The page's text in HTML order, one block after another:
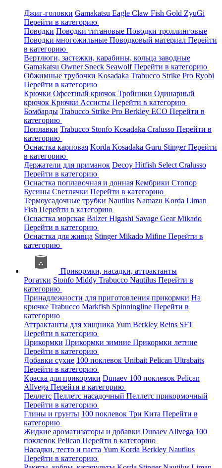
Джиг-головки Gamakatsu Eagle Claw Fish Gold ZyuGi
Перейти в категорию
Поводки Поводки титановые Поводки троллинговые
Поводки многожильные Поводковый материал Перейти
в категорию
Вертлюги, застежки, карабины, кольца заводные
Gamakatsu Owner Sneck SeawolfПерейти в категорию
Обжимные трубочки Kosadaka Trabucco Strike Pro Ryobi
Перейти в категорию
Крючки Офсетный крючок Тройники Одинарный
крючок Крючки Ассисты Перейти в категорию
Бомбарды Trabucco Strike Pro Berkley ECO Перейти в
категорию
Поплавки Trabucco Stonfo Kosadaka Cralusso Перейти в
категорию
Оснастка карповая Korda Kosadaka Guru StingerПерейти
в категорию
Держатели для приманок Decoy Hitfish Select Cralusso
Перейти в категорию
Оснастка поплавочная и донная Кембрики Стопор
Бусины Светлячки Перейти в категорию
Термоусадочные трубки Nautilus Namazu Korda Liman
Fish Перейти в категорию
Оснастка морская BalzerHigashi Savage GearMikado
Перейти в категорию
Оснастка для живца StingerMikado Mifine Перейти в
категорию
Прикормки, насадки, аттрактанты
Рогатки Stonfo Middy Trabucco Nautilus Перейти в
категорию
Принадлежности для приготовления прикормки На
крючке Trabucco Markfish Spinningline Перейти в
категорию
Аттрактанты для хищника Yum Berkley Reins SFT
Перейти в категорию
Прикормки Прикормки зимние Прикормки летние
Перейти в категорию
Добавки сухие 100 поклевок Unibait Pelican Ultrabaits
Перейти в категорию
Краска для прикормки Dunaev 100 поклевок Pelican
Allvega Перейти в категорию
Пеллетс Пеллетс насадочный Пеллетс прикормочный
Перейти в категорию
Глины и грунты 100 поклевок Три Кита Перейти в
категорию
Жидкие ароматизаторы и добавки Dunaev Allvega 100
поклевок Pelican Перейти в категорию
Насадки, тесто и паста Yum Korda Berkley Nautilus
Перейти в категорию